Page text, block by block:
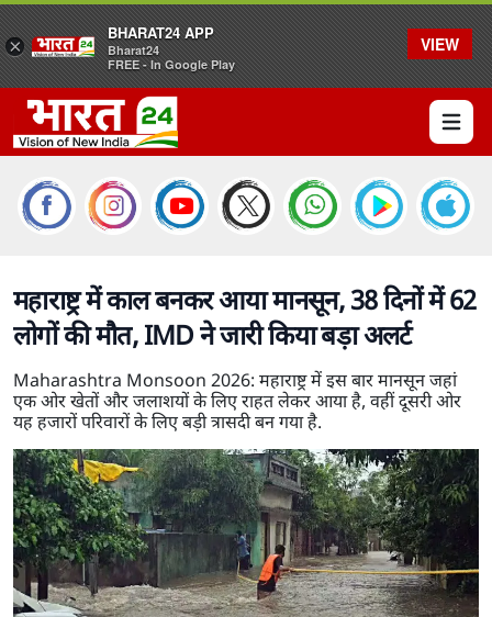
Open
महाराष्ट्र में काल बनकर आया मानसून, 38 दिनों में 62
लोगों की मौत, IMD ने जारी किया बड़ा अलर्ट
Maharashtra Monsoon 2026: महाराष्ट्र में इस बार मानसून जहां
एक ओर खेतों और जलाशयों के लिए राहत लेकर आया है, वहीं दूसरी ओर
यह हजारों परिवारों के लिए बड़ी त्रासदी बन गया है.
×
BHARAT24 APP
Bharat24
FREE - In Google Play
VIEW